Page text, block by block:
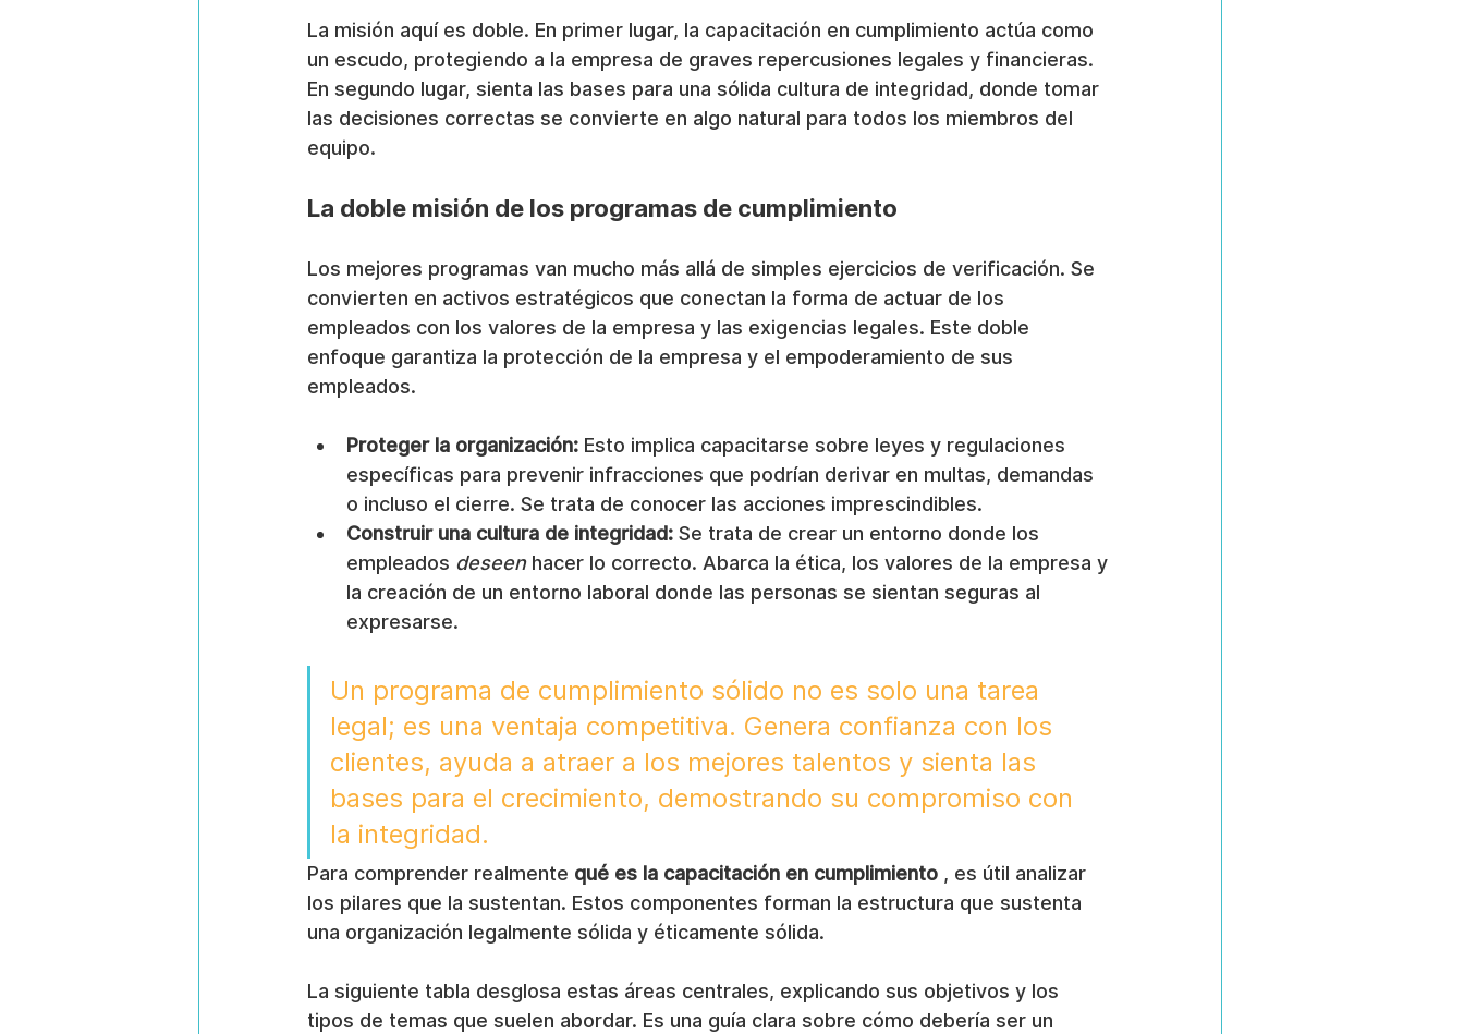
La misión aquí es doble. En primer lugar, la capacitación en cumplimiento actúa como
un escudo, protegiendo a la empresa de graves repercusiones legales y financieras.
En segundo lugar, sienta las bases para una sólida cultura de integridad, donde tomar
las decisiones correctas se convierte en algo natural para todos los miembros del
equipo.
La doble misión de los programas de cumplimiento
Los mejores programas van mucho más allá de simples ejercicios de verificación. Se
convierten en activos estratégicos que conectan la forma de actuar de los
empleados con los valores de la empresa y las exigencias legales. Este doble
enfoque garantiza la protección de la empresa y el empoderamiento de sus
empleados.
Proteger la organización: Esto implica capacitarse sobre leyes y regulaciones
específicas para prevenir infracciones que podrían derivar en multas, demandas
o incluso el cierre. Se trata de conocer las acciones imprescindibles.
Construir una cultura de integridad: Se trata de crear un entorno donde los
empleados deseen hacer lo correcto. Abarca la ética, los valores de la empresa y
la creación de un entorno laboral donde las personas se sientan seguras al
expresarse.
Un programa de cumplimiento sólido no es solo una tarea
legal; es una ventaja competitiva. Genera confianza con los
clientes, ayuda a atraer a los mejores talentos y sienta las
bases para el crecimiento, demostrando su compromiso con
la integridad.
Para comprender realmente qué es la capacitación en cumplimiento , es útil analizar
los pilares que la sustentan. Estos componentes forman la estructura que sustenta
una organización legalmente sólida y éticamente sólida.
La siguiente tabla desglosa estas áreas centrales, explicando sus objetivos y los
tipos de temas que suelen abordar. Es una guía clara sobre cómo debería ser un